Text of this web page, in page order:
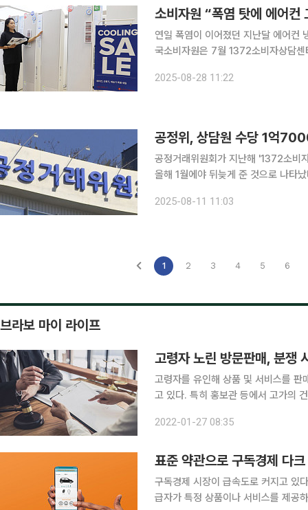
소비자원 “폭염 탓에 에어컨
연일 폭염이 이어졌던 지난달 에어컨
국소비자원은 7월 1372소비자상담
2025-08-28 11:22
공정위, 상담원 수당 1억
공정거래위원회가 지난해 '1372소비
올해 1월에야 뒤늦게 준 것으로 나타
원실이 공정위와 국회예산정책처에
2025-08-11 11:03
1 2 3 4 5 6
브라보 마이 라이프
고령자 노린 방문판매, 분쟁
고령자를 유인해 상품 및 서비스를 판
고 있다. 특히 홍보관 등에서 고가의
판매를 업으로 하는 자가 방문의 방법
2022-01-27 08:35
표준 약관으로 구독경제 다
구독경제 시장이 급속도로 커지고 있
급자가 특정 상품이나 서비스를 제공